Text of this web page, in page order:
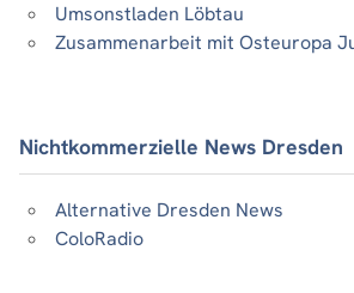
Umsonstladen Löbtau
Zusammenarbeit mit Osteuropa
Nichtkommerzielle News Dresden
Alternative Dresden News
ColoRadio